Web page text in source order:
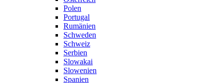
Polen
Portugal
Rumänien
Schweden
Schweiz
Serbien
Slowakai
Slowenien
Spanien